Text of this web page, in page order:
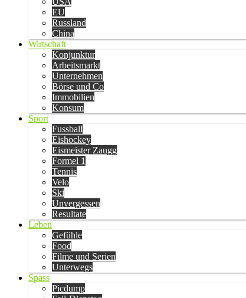
EU
Russland
China
Wirtschaft
Konjunktur
Arbeitsmarkt
Unternehmen
Börse und Co
Immobilien
Konsum
Sport
Fussball
Eishockey
Eismeister Zaugg
Formel 1
Tennis
Velo
Ski
Unvergessen
Resultate
Leben
Gefühle
Food
Filme und Serien
Unterwegs
Spass
Picdump